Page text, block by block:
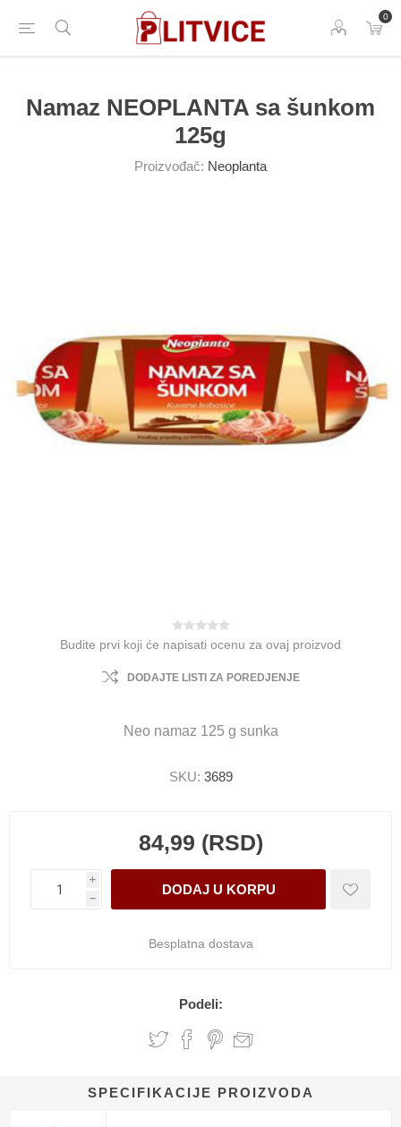
0
Namaz NEOPLANTA sa šunkom
125g
Proizvođač: Neoplanta
Budite prvi koji će napisati ocenu za ovaj proizvod
DODAJTE LISTI ZA POREDJENJE
Neo namaz 125 g sunka
SKU: 3689
84,99 (RSD)
i
h
Besplatna dostava
Podeli:
SPECIFIKACIJE PROIZVODA